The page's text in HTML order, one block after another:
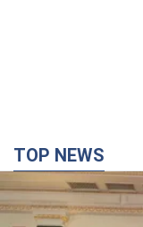
TOP NEWS